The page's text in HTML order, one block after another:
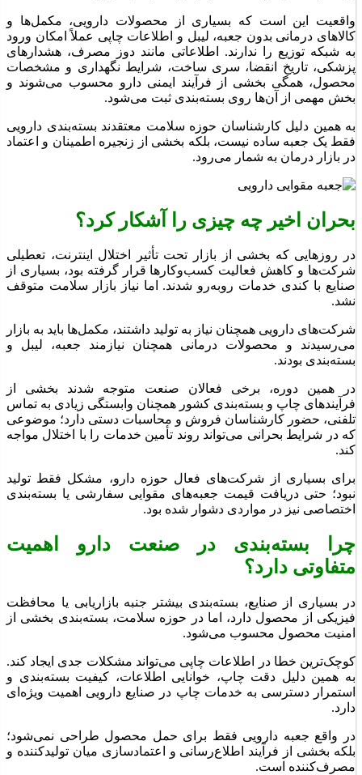
واقعیت این است که بسیاری از محصولات دارویی، مکمل‌ها و
کالاهای درمانی بدون جعبه، لیبل و اطلاعات چاپی عملاً امکان ورود
به شبکه توزیع را ندارند. اطلاعاتی مانند دوز مصرف، هشدارهای
پزشکی، تاریخ انقضا، سری ساخت، شرایط نگهداری و مشخصات
محصول، همگی بخشی از فرآیند ایمنی دارو محسوب می‌شوند و
بخش مهمی از آن‌ها روی بسته‌بندی ثبت می‌شود.
به همین دلیل کارشناسان حوزه سلامت معتقدند بسته‌بندی دارویی
فقط یک جعبه ساده نیست، بلکه بخشی از زنجیره اطمینان و اعتماد
در بازار درمان به شمار می‌رود.
بحران اخیر چه چیزی را آشکار کرد؟
در روزهایی که بخشی از بازار تحت تأثیر اختلال اینترنت، تعطیلی
شرکت‌ها و کاهش فعالیت کسب‌وکارها قرار گرفته بود، بسیاری از
صنایع با کندی خدمات روبه‌رو شدند. اما نیاز بازار سلامت متوقف
نشد.
شرکت‌های دارویی همچنان نیاز به تولید داشتند، مکمل‌ها باید به بازار
می‌رسیدند و محصولات درمانی همچنان نیازمند جعبه، لیبل و
بسته‌بندی بودند.
در همین دوره، برخی فعالان صنعت متوجه شدند بخشی از
فرآیندهای چاپ و بسته‌بندی کشور همچنان وابستگی زیادی به تماس
تلفنی، حضور کارشناسان فروش و محاسبات دستی دارد؛ موضوعی
که در شرایط بحرانی می‌تواند روند تأمین خدمات را با اختلال مواجه
کند.
برای بسیاری از شرکت‌های فعال حوزه دارو، مشکل فقط تولید
نبود؛ حتی دریافت قیمت جعبه‌های مقوایی سفارشی یا بسته‌بندی
اختصاصی نیز در مواردی دشوار شده بود.
چرا بسته‌بندی در صنعت دارو اهمیت
متفاوتی دارد؟
در بسیاری از صنایع، بسته‌بندی بیشتر جنبه بازاریابی یا محافظت
فیزیکی از محصول دارد، اما در حوزه سلامت، بسته‌بندی بخشی از
امنیت محصول محسوب می‌شود.
کوچک‌ترین خطا در اطلاعات چاپی می‌تواند مشکلات جدی ایجاد کند.
به همین دلیل دقت چاپ، خوانایی اطلاعات، کیفیت بسته‌بندی و
استمرار دسترسی به خدمات چاپ در صنایع دارویی اهمیت ویژه‌ای
دارد.
در واقع جعبه دارویی فقط برای حمل محصول طراحی نمی‌شود؛
بلکه بخشی از فرآیند اطلاع‌رسانی و اعتمادسازی میان تولیدکننده و
مصرف‌کننده است.